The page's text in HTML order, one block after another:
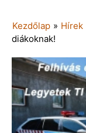
Kezdőlap » Hírek
diákoknak!